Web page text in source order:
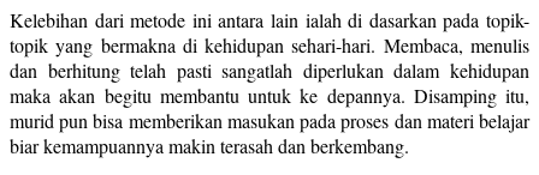
Kelebihan dari metode ini antara lain ialah di dasarkan pada topik-
topik yang bermakna di kehidupan sehari-hari. Membaca, menulis
dan berhitung telah pasti sangatlah diperlukan dalam kehidupan
maka akan begitu membantu untuk ke depannya. Disamping itu,
murid pun bisa memberikan masukan pada proses dan materi belajar
biar kemampuannya makin terasah dan berkembang.